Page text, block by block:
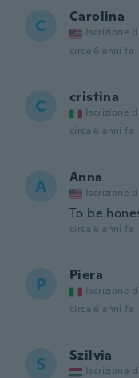
C Carolina
Iscrizione
circa 6 anni fa
C cristina
Iscrizione
circa 6 anni fa
A Anna
Iscrizione
To be
circa 6 anni fa
P Piera
Iscrizione
circa 6 anni fa
S Szilvia
Iscrizione